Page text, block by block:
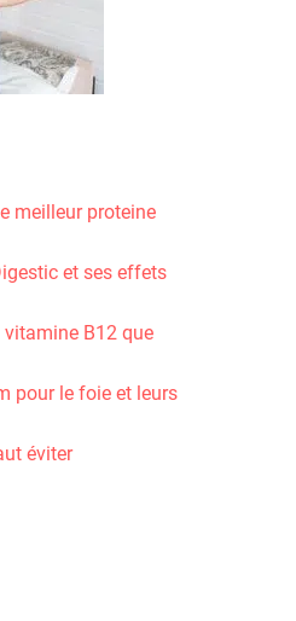
meilleur proteine
et ses effets
B12 que
pour le foie et leurs
éviter